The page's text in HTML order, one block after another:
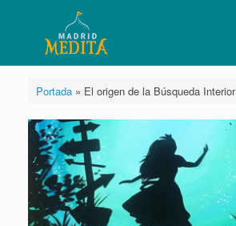
Portada» El origen de la Búsqueda Interior